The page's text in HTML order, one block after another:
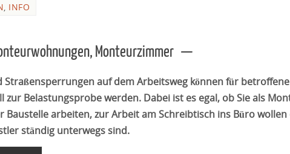
, INFO
Monteurzimmer —
Straßensperrungen auf dem Arbeitsweg können für betroffene
zur Belastungsprobe werden. Dabei ist es egal, ob Sie als
Baustelle arbeiten, zur Arbeit am Schreibtisch ins Büro
ständig unterwegs sind.